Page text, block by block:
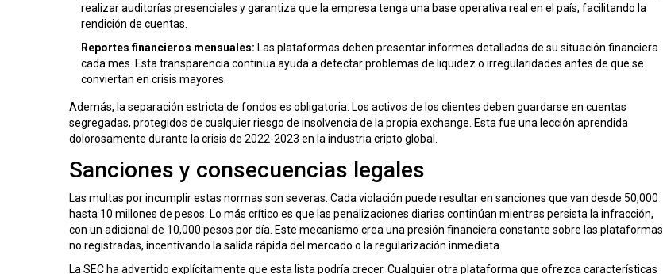
realizar auditorías presenciales y garantiza que la empresa tenga una base operativa real en el país, facilitando la
rendición de cuentas.
Reportes financieros mensuales: Las plataformas deben presentar informes detallados de su situación financiera
cada mes. Esta transparencia continua ayuda a detectar problemas de liquidez o irregularidades antes de que se
conviertan en crisis mayores.
Además, la separación estricta de fondos es obligatoria. Los activos de los clientes deben guardarse en cuentas
segregadas, protegidos de cualquier riesgo de insolvencia de la propia exchange. Esta fue una lección aprendida
dolorosamente durante la crisis de 2022-2023 en la industria cripto global.
Sanciones y consecuencias legales
Las multas por incumplir estas normas son severas. Cada violación puede resultar en sanciones que van desde 50,000
hasta 10 millones de pesos. Lo más crítico es que las penalizaciones diarias continúan mientras persista la infracción,
con un adicional de 10,000 pesos por día. Este mecanismo crea una presión financiera constante sobre las plataformas
no registradas, incentivando la salida rápida del mercado o la regularización inmediata.
La SEC ha advertido explícitamente que esta lista podría crecer. Cualquier otra plataforma que ofrezca características